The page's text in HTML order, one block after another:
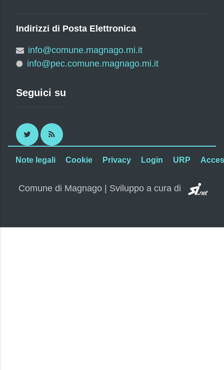
Indirizzi di Posta Elettronica
info@comune.magnago.mi.it
info@pec.comune.magnago.mi.it
Seguici su
Twitter RSS
Note legali Cookie Privacy Login URP
Comune di Magnago | Sviluppo a cura di